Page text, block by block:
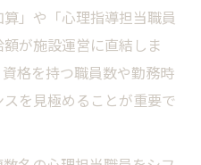
」や「心理指導担当職員
が施設運営に直結しま
格を持つ職員数や勤務時
を見極めることが重要で